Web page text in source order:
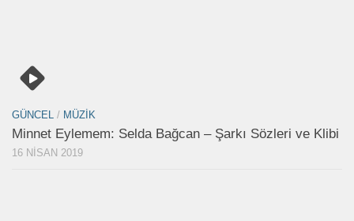
GÜNCEL / MÜZIK
Minnet Eylemem: Selda Bağcan – Şarkı Sözleri ve Klibi
16 NISAN 2019